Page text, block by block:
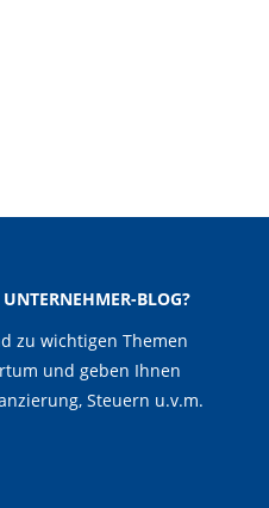
BLOG?
zu wichtigen Themen
und geben Ihnen
Steuern u.v.m.